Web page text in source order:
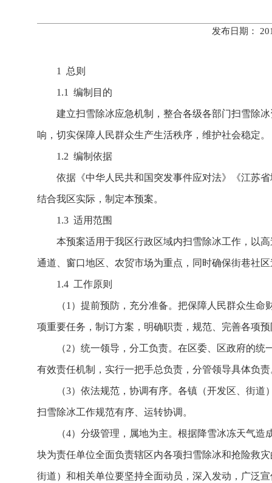
发布日期：
1 总则
1.1 编制目的
建立扫雪除冰应急机制，整合各级各部门扫雪除
响，切实保障人民群众生产生活秩序，维护社会稳定。
1.2 编制依据
依据《中华人民共和国突发事件应对法》《江苏
结合我区实际，制定本预案。
1.3 适用范围
本预案适用于我区行政区域内扫雪除冰工作，以
通道、窗口地区、农贸市场为重点，同时确保街巷社
1.4 工作原则
（1）提前预防，充分准备。把保障人民群众生
项重要任务，制订方案，明确职责，规范、完善各项
（2）统一领导，分工负责。在区委、区政府的
有效责任机制，实行一把手总负责，分管领导具体负责
（3）依法规范，协调有序。各镇（开发区、街
扫雪除冰工作规范有序、运转协调。
（4）分级管理，属地为主。根据降雪冰冻天气
块为责任单位全面负责辖区内各项扫雪除冰和抢险救
街道）和相关单位要坚持全面动员，深入发动，广泛